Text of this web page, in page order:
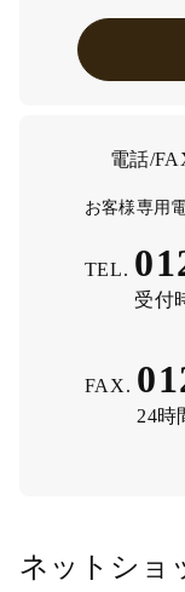
電話/
お客様専用
TEL.
受付
FAX.
24時
ネットショ